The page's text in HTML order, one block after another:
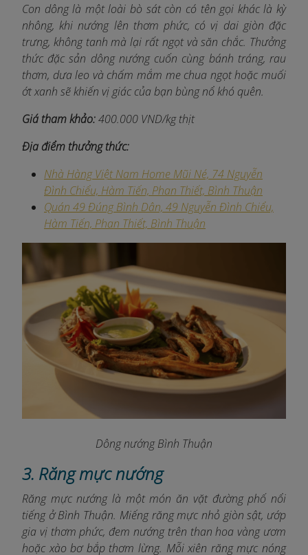
Con dông là một loài bò sát còn có tên gọi khác là kỳ
nhông, khi nướng lên thơm phức, có vị dai giòn đặc
trưng, không tanh mà lại rất ngọt và săn chắc. Thưởng
thức đặc sản dông nướng cuốn cùng bánh tráng, rau
thơm, dưa leo và chấm mắm me chua ngọt hoặc muối
ớt xanh sẽ khiến vị giác của bạn bùng nổ khó quên.
Giá tham khảo:400.000 VND/kg thịt
Địa điểm thưởng thức:
Nhà Hàng Việt Nam Home Mũi Né, 74 Nguyễn
Đình Chiểu, Hàm Tiến, Phan Thiết, Bình Thuận
Quán 49 Đúng Bình Dân, 49 Nguyễn Đình Chiểu,
Hàm Tiến, Phan Thiết, Bình Thuận
Dông nướng Bình Thuận
3. Răng mực nướng
Răng mực nướng là một món ăn vặt đường phố nổi
tiếng ở Bình Thuận. Miếng răng mực nhỏ giòn sật, ướp
gia vị thơm phức, đem nướng trên than hoa vàng ươm
hoặc xào bơ bắp thơm lừng. Mỗi xiên răng mực nóng